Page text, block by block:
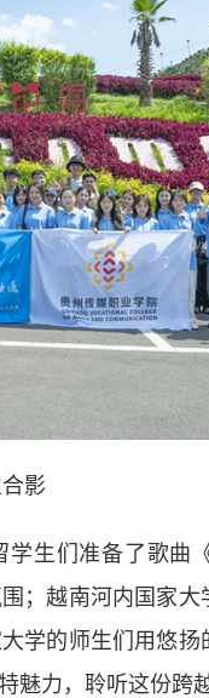
影
生们准备了歌曲
；越南河内国家
学的师生们用悠
力，聆听这份跨